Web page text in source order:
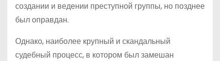
создании и ведении преступной группы, но позднее
был оправдан.
Однако, наиболее крупный и скандальный
судебный процесс, в котором был замешан